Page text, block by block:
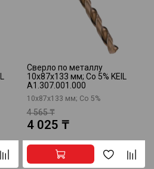
Сверло по металлу
10x87x133 мм; Co 5% KEIL
A1.307.001.000
10x87x133 мм; Co 5%
4 565 ₸
4 025 ₸